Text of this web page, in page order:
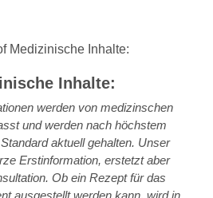
Inhalte:
werden von medizinschen
und werden nach höchstem
aktuell gehalten. Unser
Erstinformation, erstetzt aber
Ob ein Rezept für das
ausgestellt werden kann, wird in